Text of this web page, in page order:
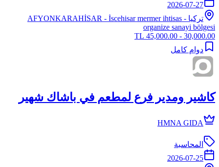
2026-07-27
تركيا -
AFYONKARAHİSAR - İscehisar mermer ihtisas
organize sanayi bölgesi
30,000.00 - 45,000.00 TL
دوام كامل
كاشير ومدير فرع لمطعم في باشاك شهير
HMNA GIDA
المحاسبة
2026-07-25